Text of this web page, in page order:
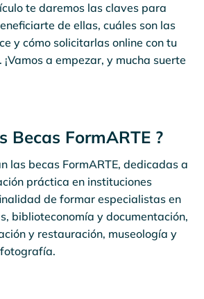
te daremos las claves para
de ellas, cuáles son las
y cómo solicitarlas online con tu
a empezar, y mucha suerte
Becas FormARTE ?
las becas FormARTE, dedicadas a
práctica en instituciones
de formar especialistas en
biblioteconomía y documentación,
y restauración, museología y